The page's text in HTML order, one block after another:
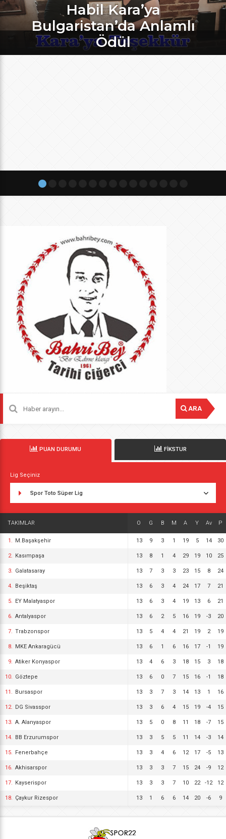
Habil Kara’ya
Bulgaristan’da Anlamlı
Ödül
ARA
PUAN DURUMU FİKSTUR
Lig Seçiniz
Spor Toto Süper Lig
TAKIMLAR O G B M A Y Av P
1. M.Başakşehir 13 9 3 1 19 5 14 30
2. Kasımpaşa 13 8 1 4 29 19 10 25
3. Galatasaray 13 7 3 3 23 15 8 24
4. Beşiktaş 13 6 3 4 24 17 7 21
5. EY Malatyaspor 13 6 3 4 19 13 6 21
6. Antalyaspor 13 6 2 5 16 19 -3 20
7. Trabzonspor 13 5 4 4 21 19 2 19
8. MKE Ankaragücü 13 6 1 6 16 17 -1 19
9. Atiker Konyaspor 13 4 6 3 18 15 3 18
10. Göztepe 13 6 0 7 15 16 -1 18
11. Bursaspor 13 3 7 3 14 13 1 16
12. DG Sivasspor 13 3 6 4 15 19 -4 15
13. A. Alanyaspor 13 5 0 8 11 18 -7 15
14. BB Erzurumspor 13 3 5 5 11 14 -3 14
15. Fenerbahçe 13 3 4 6 12 17 -5 13
16. Akhisarspor 13 3 3 7 15 24 -9 12
17. Kayserispor 13 3 3 7 10 22 -12 12
18. Çaykur Rizespor 13 1 6 6 14 20 -6 9